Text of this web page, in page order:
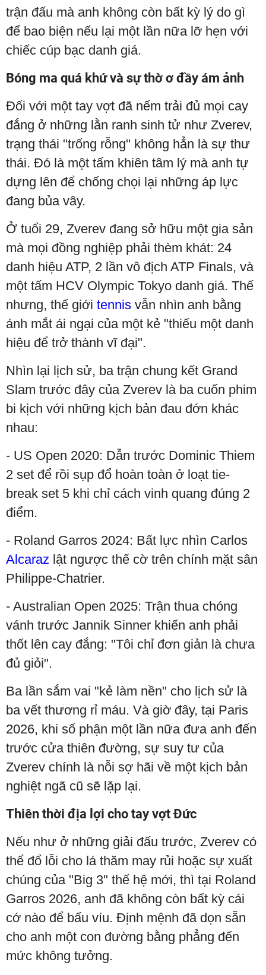
trận đấu mà anh không còn bất kỳ lý do gì
để bao biện nếu lại một lần nữa lỡ hẹn với
chiếc cúp bạc danh giá.
Bóng ma quá khứ và sự thờ ơ đầy ám ảnh
Đối với một tay vợt đã nếm trải đủ mọi cay
đắng ở những lằn ranh sinh tử như Zverev,
trạng thái "trống rỗng" không hẳn là sự thư
thái. Đó là một tấm khiên tâm lý mà anh tự
dựng lên để chống chọi lại những áp lực
đang bủa vây.
Ở tuổi 29, Zverev đang sở hữu một gia sản
mà mọi đồng nghiệp phải thèm khát: 24
danh hiệu ATP, 2 lần vô địch ATP Finals, và
một tấm HCV Olympic Tokyo danh giá. Thế
nhưng, thế giới tennis vẫn nhìn anh bằng
ánh mắt ái ngại của một kẻ "thiếu một danh
hiệu để trở thành vĩ đại".
Nhìn lại lịch sử, ba trận chung kết Grand
Slam trước đây của Zverev là ba cuốn phim
bi kịch với những kịch bản đau đớn khác
nhau:
- US Open 2020: Dẫn trước Dominic Thiem
2 set để rồi sụp đổ hoàn toàn ở loạt tie-
break set 5 khi chỉ cách vinh quang đúng 2
điểm.
- Roland Garros 2024: Bất lực nhìn Carlos
Alcaraz lật ngược thế cờ trên chính mặt sân
Philippe-Chatrier.
- Australian Open 2025: Trận thua chóng
vánh trước Jannik Sinner khiến anh phải
thốt lên cay đắng: "Tôi chỉ đơn giản là chưa
đủ giỏi".
Ba lần sắm vai "kẻ làm nền" cho lịch sử là
ba vết thương rỉ máu. Và giờ đây, tại Paris
2026, khi số phận một lần nữa đưa anh đến
trước cửa thiên đường, sự suy tư của
Zverev chính là nỗi sợ hãi về một kịch bản
nghiệt ngã cũ sẽ lặp lại.
Thiên thời địa lợi cho tay vợt Đức
Nếu như ở những giải đấu trước, Zverev có
thể đổ lỗi cho lá thăm may rủi hoặc sự xuất
chúng của "Big 3" thế hệ mới, thì tại Roland
Garros 2026, anh đã không còn bất kỳ cái
cớ nào để bấu víu. Định mệnh đã dọn sẵn
cho anh một con đường bằng phẳng đến
mức không tưởng.